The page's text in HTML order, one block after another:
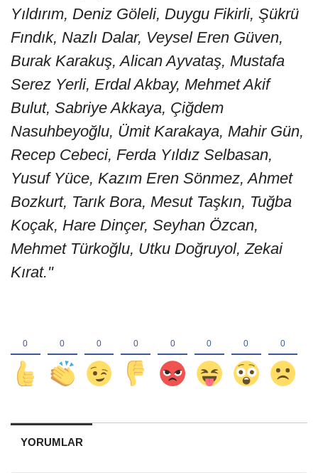
Yıldırım, Deniz Göleli, Duygu Fikirli, Şükrü
Fındık, Nazlı Dalar, Veysel Eren Güven,
Burak Karakuş, Alican Ayvataş, Mustafa
Serez Yerli, Erdal Akbay, Mehmet Akif
Bulut, Sabriye Akkaya, Çiğdem
Nasuhbeyoğlu, Ümit Karakaya, Mahir Gün,
Recep Cebeci, Ferda Yıldız Selbasan,
Yusuf Yüce, Kazım Eren Sönmez, Ahmet
Bozkurt, Tarık Bora, Mesut Taşkın, Tuğba
Koçak, Hare Dinçer, Seyhan Özcan,
Mehmet Türkoğlu, Utku Doğruyol, Zekai
Kırat."
YORUMLAR